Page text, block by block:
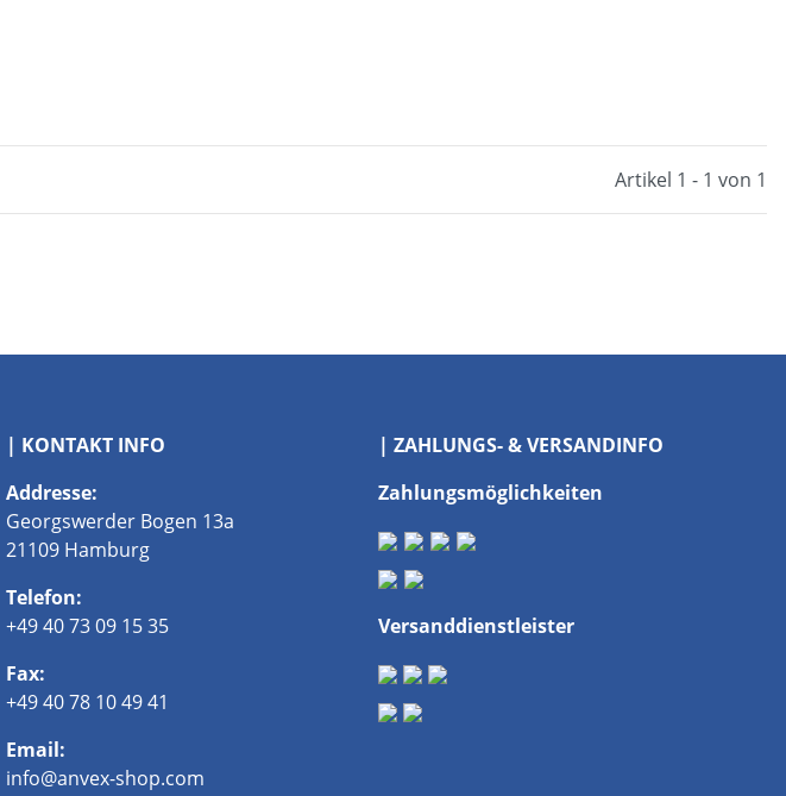
Artikel 1 - 1 von 1
| KONTAKT INFO
Addresse:
Georgswerder Bogen 13a
21109 Hamburg
Telefon:
+49 40 73 09 15 35
Fax:
+49 40 78 10 49 41
Email:
info@anvex-shop.com
| ZAHLUNGS- & VERSANDINFO
Zahlungsmöglichkeiten
Versanddienstleister